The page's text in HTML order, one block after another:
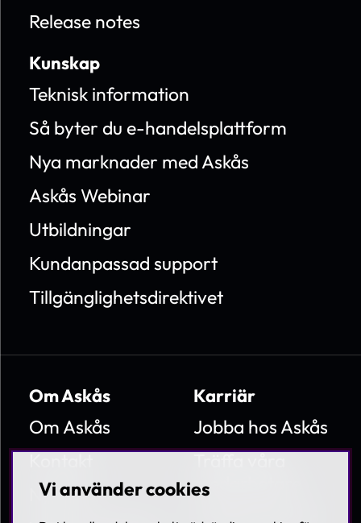
Release notes
Kunskap
Teknisk information
Så byter du e-handelsplattform
Nya marknader med Askås
Askås Webinar
Utbildningar
Kundanpassad support
Tillgänglighetsdirektivet
Om Askås
Om Askås
Nyheter
Karriär
Jobba hos Askås
medarbetare
Lediga tjänster
Vi använder cookies